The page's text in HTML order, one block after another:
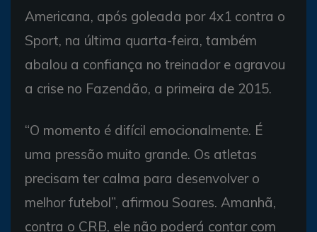
Americana, após goleada por 4x1 contra o
Sport, na última quarta-feira, também
abalou a confiança no treinador e agravou
a crise no Fazendão, a primeira de 2015.
“O momento é difícil emocionalmente. É
uma pressão muito grande. Os atletas
precisam ter calma para desenvolver o
melhor futebol”, afirmou Soares. Amanhã,
contra o CRB, ele não poderá contar com